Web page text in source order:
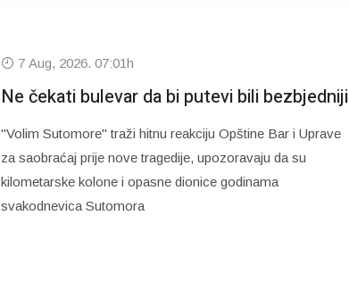
7 Aug, 2026. 07:01h
Ne čekati bulevar da bi putevi bili bezbjedniji
"Volim Sutomore" traži hitnu reakciju Opštine Bar i Uprave
za saobraćaj prije nove tragedije, upozoravaju da su
kilometarske kolone i opasne dionice godinama
svakodnevica Sutomora